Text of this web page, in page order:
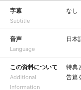
字幕
Subtitle
なし
音声
Language
日本
この資料について
Additional
Information
特典
告篇